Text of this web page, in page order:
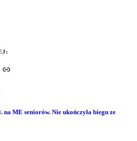
ME seniorów. Nie ukończyła biegu ze